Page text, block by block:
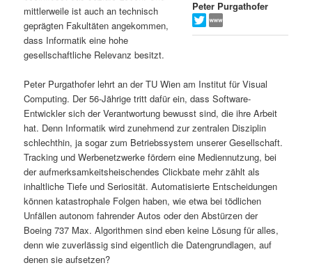
s
p
r
i
n
g
e
n
l
t
s
p
r
i
n
g
e
Peter Purgathofer
mittlerweile ist auch an technisch
geprägten Fakultäten angekommen,
dass Informatik eine hohe
gesellschaftliche Relevanz besitzt.
Peter Purgathofer lehrt an der TU Wien am Institut für Visual
Computing. Der 56-Jährige tritt dafür ein, dass Software-
Entwickler sich der Verantwortung bewusst sind, die ihre Arbeit
hat. Denn Informatik wird zunehmend zur zentralen Disziplin
schlechthin, ja sogar zum Betriebssystem unserer Gesellschaft.
Tracking und Werbenetzwerke fördern eine Mediennutzung, bei
der aufmerksamkeitsheischendes Clickbate mehr zählt als
inhaltliche Tiefe und Seriosität. Automatisierte Entscheidungen
können katastrophale Folgen haben, wie etwa bei tödlichen
Unfällen autonom fahrender Autos oder den Abstürzen der
Boeing 737 Max. Algorithmen sind eben keine Lösung für alles,
denn wie zuverlässig sind eigentlich die Datengrundlagen, auf
denen sie aufsetzen?